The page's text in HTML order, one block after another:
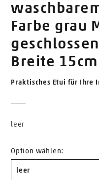
Farbe grau
Breite 15cm
Praktisches Etui für Ihre
leer
Option wählen:
leer